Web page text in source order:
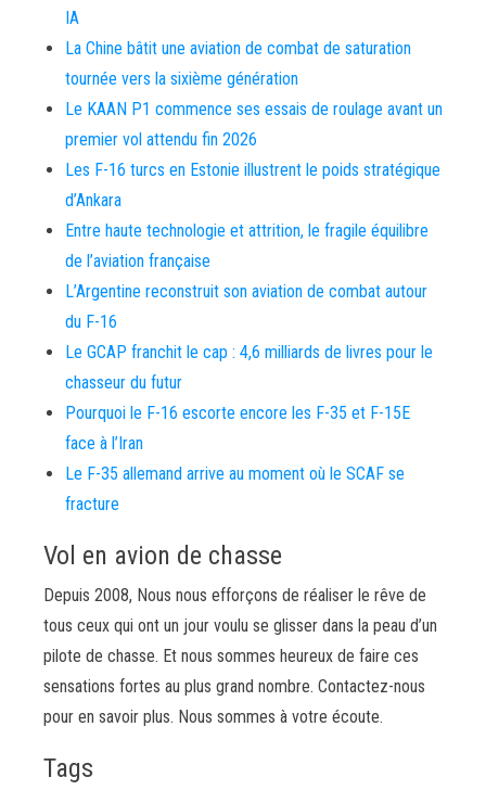
IA
La Chine bâtit une aviation de combat de saturation
tournée vers la sixième génération
Le KAAN P1 commence ses essais de roulage avant un
premier vol attendu fin 2026
Les F-16 turcs en Estonie illustrent le poids stratégique
d’Ankara
Entre haute technologie et attrition, le fragile équilibre
de l’aviation française
L’Argentine reconstruit son aviation de combat autour
du F-16
Le GCAP franchit le cap : 4,6 milliards de livres pour le
chasseur du futur
Pourquoi le F-16 escorte encore les F-35 et F-15E
face à l’Iran
Le F-35 allemand arrive au moment où le SCAF se
fracture
Vol en avion de chasse
Depuis 2008, Nous nous efforçons de réaliser le rêve de
tous ceux qui ont un jour voulu se glisser dans la peau d’un
pilote de chasse. Et nous sommes heureux de faire ces
sensations fortes au plus grand nombre. Contactez-nous
pour en savoir plus. Nous sommes à votre écoute.
Tags